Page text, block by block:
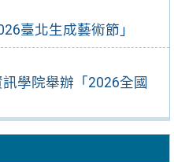
臺北生成藝術節」
學院舉辦「2026全國